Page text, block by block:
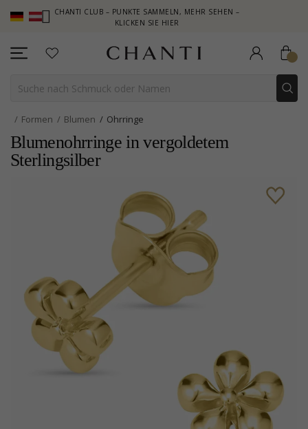
CHANTI CLUB – PUNKTE SAMMELN, MEHR SEHEN –
KLICKEN SIE HIER
Formen Blumen Ohrringe
Blumenohrringe in vergoldetem
Sterlingsilber